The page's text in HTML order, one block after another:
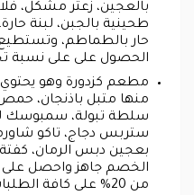
بالعجين، زعتر مشكل،
طحينية بالجبن، لبنة
حار بالطماطم،
الحصول على على نسبة
مطعم كزدورة وهو يحتوي
منها متبل باذنجان،
سلطة تبولة، سمبوسك
ستربس دجاج، تاكو
بعجين دبس الرمان،
الخصم جاهز واحصل على
من 20% على كافة